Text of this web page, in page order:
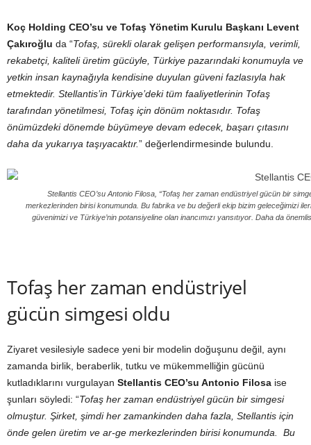
Koç Holding CEO’su ve Tofaş Yönetim Kurulu Başkanı Levent
Çakıroğlu da “Tofaş, sürekli olarak gelişen performansıyla, verimli,
rekabetçi, kaliteli üretim gücüyle, Türkiye pazarındaki konumuyla ve
yetkin insan kaynağıyla kendisine duyulan güveni fazlasıyla hak
etmektedir. Stellantis’in Türkiye’deki tüm faaliyetlerinin Tofaş
tarafından yönetilmesi, Tofaş için dönüm noktasıdır. Tofaş
önümüzdeki dönemde büyümeye devam edecek, başarı çıtasını
daha da yukarıya taşıyacaktır.” değerlendirmesinde bulundu.
Stellantis CEO’su Antonio Filosa, “Tofaş her zaman endüstriyel gücün bir
merkezlerinden birisi konumunda. Bu fabrika ve bu değerli ekip bizim geleceğimizi
güvenimizi ve Türkiye’nin potansiyeline olan inancımızı yansıtıyor. Daha da
Tofaş her zaman endüstriyel
gücün simgesi oldu
Ziyaret vesilesiyle sadece yeni bir modelin doğuşunu değil, aynı
zamanda birlik, beraberlik, tutku ve mükemmelliğin gücünü
kutladıklarını vurgulayan Stellantis CEO’su Antonio Filosa ise
şunları söyledi: “Tofaş her zaman endüstriyel gücün bir simgesi
olmuştur. Şirket, şimdi her zamankinden daha fazla, Stellantis için
önde gelen üretim ve ar-ge merkezlerinden birisi konumunda. Bu